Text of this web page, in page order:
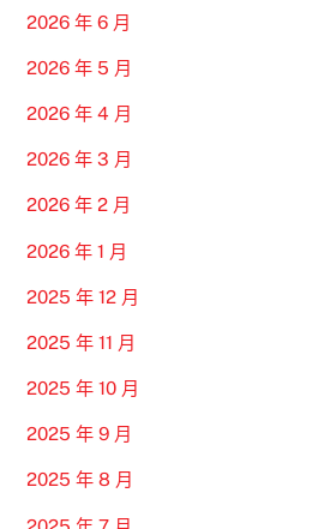
2026 年 6 月
2026 年 5 月
2026 年 4 月
2026 年 3 月
2026 年 2 月
2026 年 1 月
2025 年 12 月
2025 年 11 月
2025 年 10 月
2025 年 9 月
2025 年 8 月